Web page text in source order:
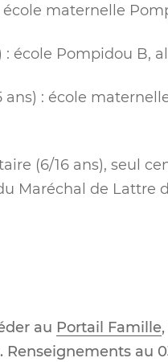
maternelle
école Pompidou B,
: école
(6/16 ans), seul
Maréchal de Lattre
au Portail Famille
au